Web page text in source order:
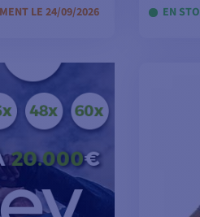
LE 24/09/2026 EN